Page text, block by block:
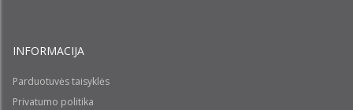
INFORMACIJA
Parduotuvės taisyklės
Privatumo politika